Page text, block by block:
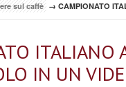
sul caffè → CAMPIONATO
ITALIANO
IN UN